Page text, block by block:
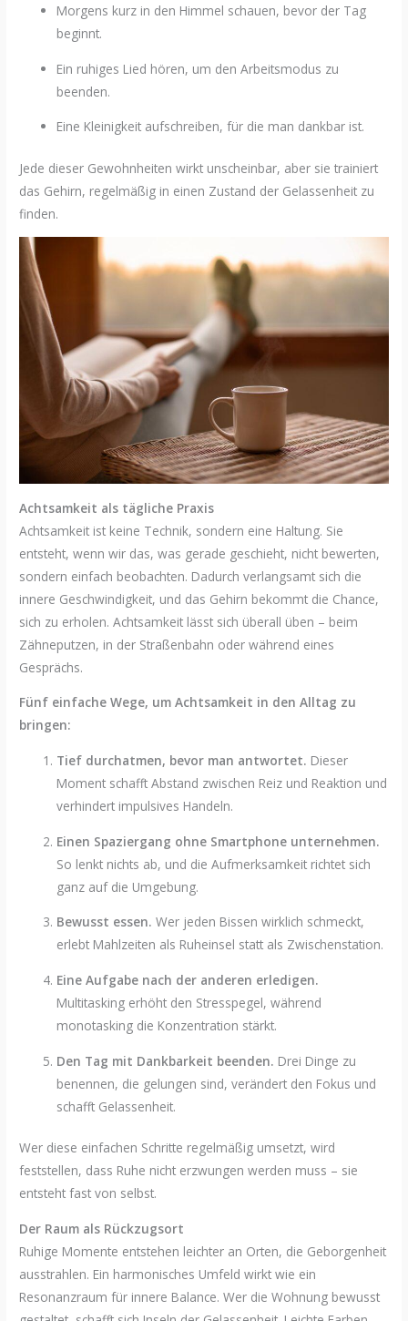
Morgens kurz in den Himmel schauen, bevor der Tag
beginnt.
Ein ruhiges Lied hören, um den Arbeitsmodus zu
beenden.
Eine Kleinigkeit aufschreiben, für die man dankbar ist.
Jede dieser Gewohnheiten wirkt unscheinbar, aber sie trainiert
das Gehirn, regelmäßig in einen Zustand der Gelassenheit zu
finden.
Achtsamkeit als tägliche Praxis
Achtsamkeit ist keine Technik, sondern eine Haltung. Sie
entsteht, wenn wir das, was gerade geschieht, nicht bewerten,
sondern einfach beobachten. Dadurch verlangsamt sich die
innere Geschwindigkeit, und das Gehirn bekommt die Chance,
sich zu erholen. Achtsamkeit lässt sich überall üben – beim
Zähneputzen, in der Straßenbahn oder während eines
Gesprächs.
Fünf einfache Wege, um Achtsamkeit in den Alltag zu
bringen:
Tief durchatmen, bevor man antwortet. Dieser
Moment schafft Abstand zwischen Reiz und Reaktion und
verhindert impulsives Handeln.
Einen Spaziergang ohne Smartphone unternehmen.
So lenkt nichts ab, und die Aufmerksamkeit richtet sich
ganz auf die Umgebung.
Bewusst essen. Wer jeden Bissen wirklich schmeckt,
erlebt Mahlzeiten als Ruheinsel statt als Zwischenstation.
Eine Aufgabe nach der anderen erledigen.
Multitasking erhöht den Stresspegel, während
monotasking die Konzentration stärkt.
Den Tag mit Dankbarkeit beenden. Drei Dinge zu
benennen, die gelungen sind, verändert den Fokus und
schafft Gelassenheit.
Wer diese einfachen Schritte regelmäßig umsetzt, wird
feststellen, dass Ruhe nicht erzwungen werden muss – sie
entsteht fast von selbst.
Der Raum als Rückzugsort
Ruhige Momente entstehen leichter an Orten, die Geborgenheit
ausstrahlen. Ein harmonisches Umfeld wirkt wie ein
Resonanzraum für innere Balance. Wer die Wohnung bewusst